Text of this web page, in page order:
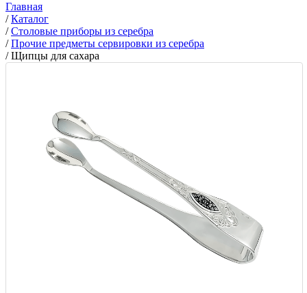
Главная
/Каталог
/Столовые приборы из серебра
/Прочие предметы сервировки из серебра
/Щипцы для сахара